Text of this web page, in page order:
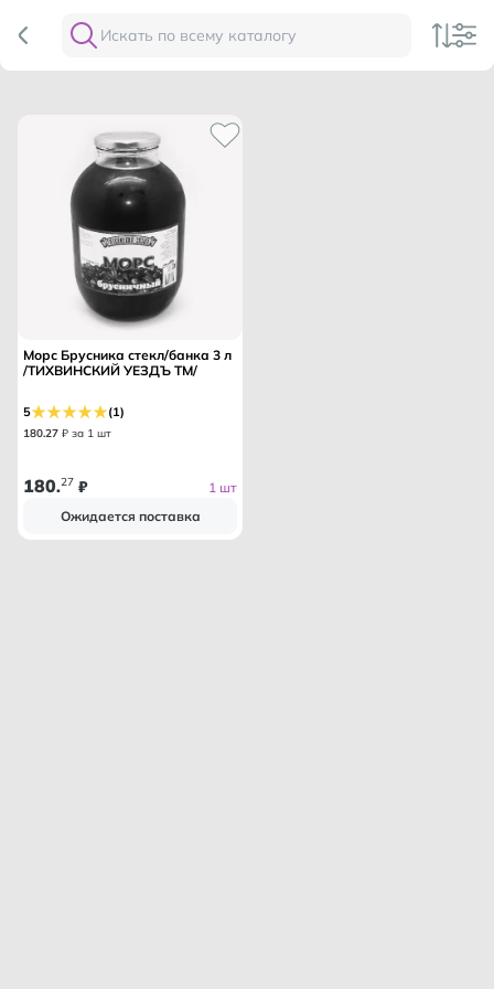
Морс Брусника стекл/банка 3 л
/ТИХВИНСКИЙ УЕЗДЪ ТМ/
5 (1)
180.27 ₽ за 1 шт
180.27 ₽
1 шт
Ожидается поставка